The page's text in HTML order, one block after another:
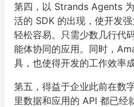
第四，以 Strands Agents
活的 SDK 的出现，使开发
轻松容易。只需少数几行代
能体协同的应用。同时，
具，也使得开发的工作效率成
第五，得益于企业此前在数
里数据和应用的 API 都已经